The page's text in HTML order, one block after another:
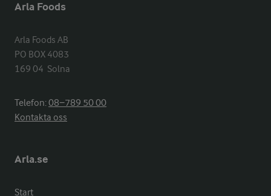
Arla Foods
Arla Foods AB
PO BOX 4083
169 04  Solna
Telefon:08−789 50 00
Kontakta oss
Arla.se
Start